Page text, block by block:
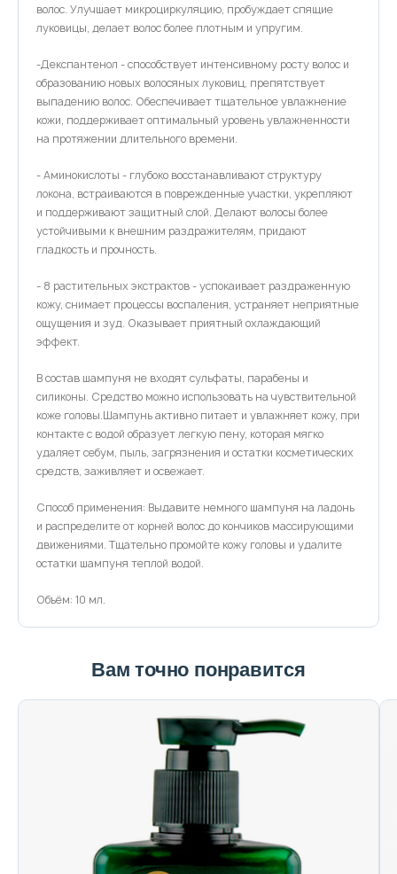
волос. Улучшает микроциркуляцию, пробуждает спящие
луковицы, делает волос более плотным и упругим.
-Декспантенол - способствует интенсивному росту волос и
образованию новых волосяных луковиц, препятствует
выпадению волос. Обеспечивает тщательное увлажнение
кожи, поддерживает оптимальный уровень увлажненности
на протяжении длительного времени.
- Аминокислоты - глубоко восстанавливают структуру
локона, встраиваются в поврежденные участки, укрепляют
и поддерживают защитный слой. Делают волосы более
устойчивыми к внешним раздражителям, придают
гладкость и прочность.
- 8 растительных экстрактов - успокаивает раздраженную
кожу, снимает процессы воспаления, устраняет неприятные
ощущения и зуд. Оказывает приятный охлаждающий
эффект.
В состав шампуня не входят сульфаты, парабены и
силиконы. Средство можно использовать на чувствительной
коже головы.Шампунь активно питает и увлажняет кожу, при
контакте с водой образует легкую пену, которая мягко
удаляет себум, пыль, загрязнения и остатки косметических
средств, заживляет и освежает.
Способ применения: Выдавите немного шампуня на ладонь
и распределите от корней волос до кончиков массирующими
движениями. Тщательно промойте кожу головы и удалите
остатки шампуня теплой водой.
Объём: 10 мл.
Вам точно понравится